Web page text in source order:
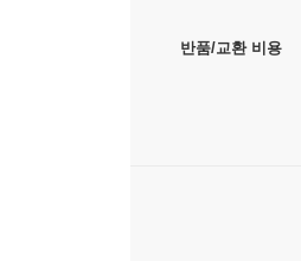
반품/교환 비용